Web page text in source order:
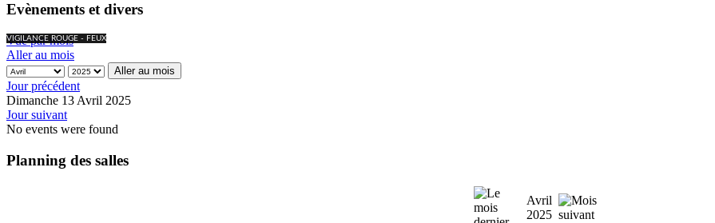
Evènements et divers
VIGILANCE ROUGE - FEUX
Vue par mois
Aller au mois
Aller au mois
Jour précédent
Dimanche 13 Avril 2025
Jour suivant
No events were found
Planning des salles
Avril
2025